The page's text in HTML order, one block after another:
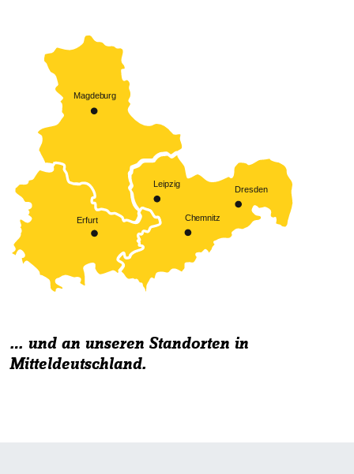
… und an unseren Standorten in
Mitteldeutschland.